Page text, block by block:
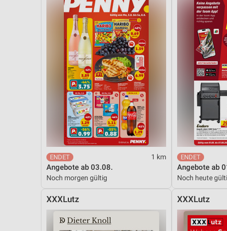
1 km
Angebote ab 03.08.
Noch morgen gültig
Angebote ab
Noch heute
XXXLutz XXXLutz